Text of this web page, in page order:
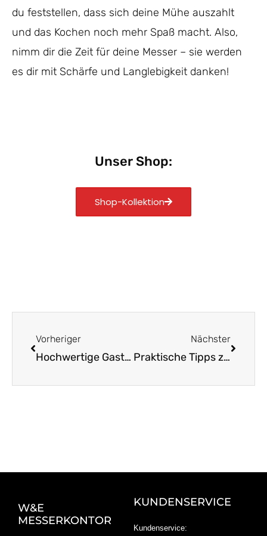
du feststellen, dass sich deine Mühe auszahlt
und das Kochen noch mehr Spaß macht. Also,
nimm dir die Zeit für deine Messer – sie werden
es dir mit Schärfe und Langlebigkeit danken!
Unser Shop:
Shop-Kollektion
Vorheriger
Hochwertige Gastronomiemesser: Hygiene und Materialien
Nächster
Praktische Tipps zu Solinger Messern für den Alltag
W&E
MESSERKONTOR
KUNDENSERVICE
Kundenservice: